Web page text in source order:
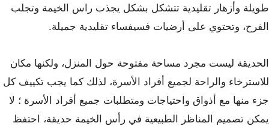
طويلة وأزهار تقليدية تتشكل بشكل يجذب راس الخيمة وتجلب
الفرح، وتحتوي على أرضيات فسيفساء تقليدية جميلة.
الحديقة ليست مجرد مساحة مفتوحة حول المنزل، ولكنها مكان
للاسترخاء والراحة لجميع أفراد الأسرة، لذلك كما يجب تكييف كل
جزء منها مع أذواق واحتياجات ومتطلبات جميع أفراد الأسرة ؛ لا
يمكن تصميم المناظر الطبيعية في رأس الخيمة حديقة، احتفظ